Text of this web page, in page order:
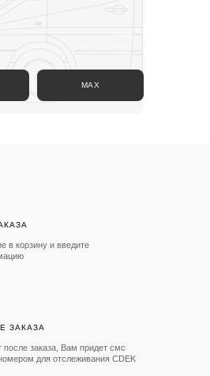
ПОДРОБНЕЕ
MAX
в корзину и введите
ЗАКАЗА
после заказа, Вам придет смс
для отслеживания CDEK